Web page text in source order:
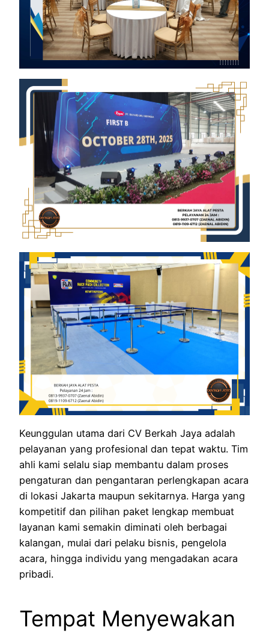
Keunggulan utama dari CV Berkah Jaya adalah
pelayanan yang profesional dan tepat waktu. Tim
ahli kami selalu siap membantu dalam proses
pengaturan dan pengantaran perlengkapan acara
di lokasi Jakarta maupun sekitarnya. Harga yang
kompetitif dan pilihan paket lengkap membuat
layanan kami semakin diminati oleh berbagai
kalangan, mulai dari pelaku bisnis, pengelola
acara, hingga individu yang mengadakan acara
pribadi.
Tempat Menyewakan